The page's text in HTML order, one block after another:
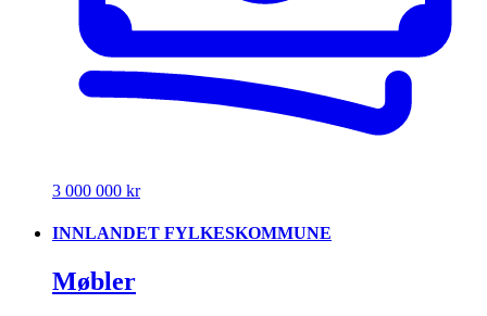
3 000 000 kr
INNLANDET FYLKESKOMMUNE
Møbler